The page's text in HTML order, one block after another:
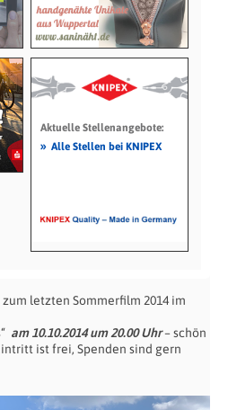
Aktuelle Stellenangebote:
» Alle Stellen bei KNIPEX
letzten Sommerfilm 2014 im
am 10.10.2014 um 20.00 Uhr– schön
ist frei, Spenden sind gern